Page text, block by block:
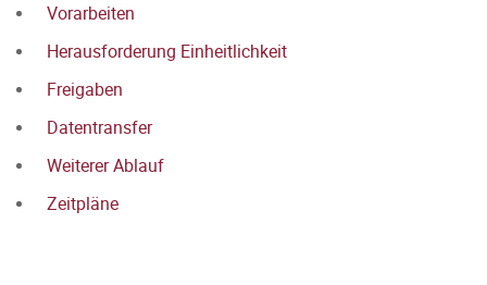
Vorarbeiten
Herausforderung Einheitlichkeit
Freigaben
Datentransfer
Weiterer Ablauf
Zeitpläne